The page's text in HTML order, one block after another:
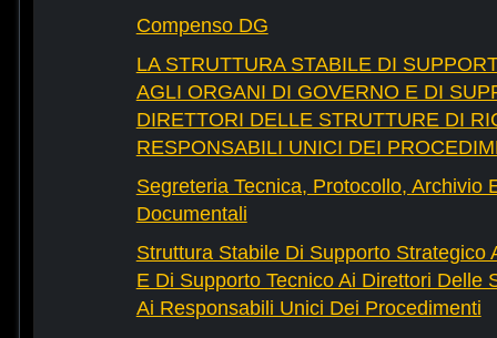
Compenso DG
LA STRUTTURA STABILE DI
AGLI ORGANI DI GOVERNO E DI
DIRETTORI DELLE STRUTTURE DI
RESPONSABILI UNICI DEI
Segreteria Tecnica, Protocollo, Archivio
Documentali
Struttura Stabile Di Supporto Strategico
E Di Supporto Tecnico Ai Direttori Delle
Ai Responsabili Unici Dei Procedimenti